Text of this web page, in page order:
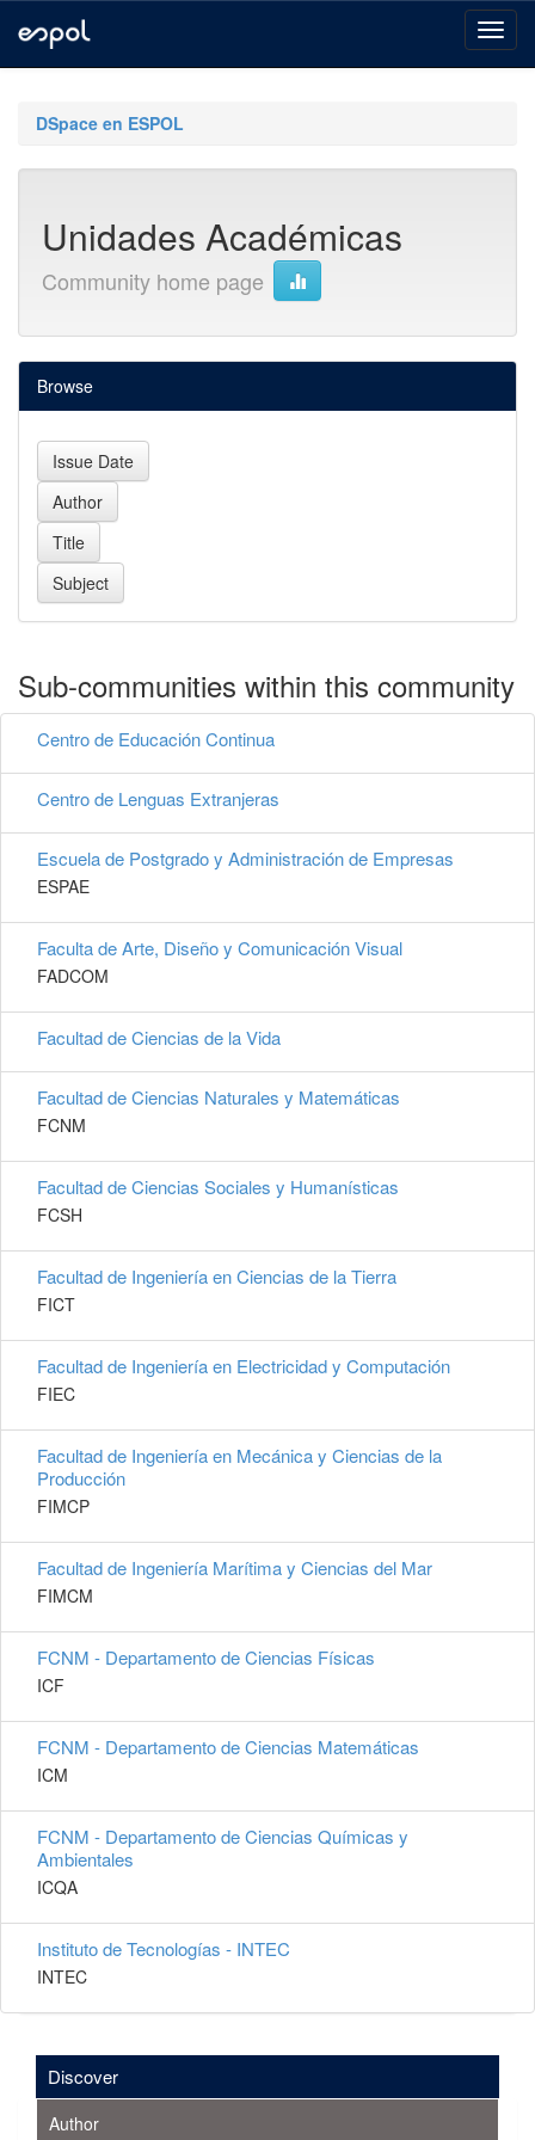
navigationDSpace en ESPOL
Unidades Académicas
Community home page
Browse
Sub-communities within this community
Centro de Educación Continua
Centro de Lenguas Extranjeras
Escuela de Postgrado y Administración de Empresas
ESPAE
Faculta de Arte, Diseño y Comunicación Visual
FADCOM
Facultad de Ciencias de la Vida
Facultad de Ciencias Naturales y Matemáticas
FCNM
Facultad de Ciencias Sociales y Humanísticas
FCSH
Facultad de Ingeniería en Ciencias de la Tierra
FICT
Facultad de Ingeniería en Electricidad y Computación
FIEC
Facultad de Ingeniería en Mecánica y Ciencias de la
Producción
FIMCP
Facultad de Ingeniería Marítima y Ciencias del Mar
FIMCM
FCNM - Departamento de Ciencias Físicas
ICF
FCNM - Departamento de Ciencias Matemáticas
ICM
FCNM - Departamento de Ciencias Químicas y
Ambientales
ICQA
Instituto de Tecnologías - INTEC
INTEC
Discover
Author